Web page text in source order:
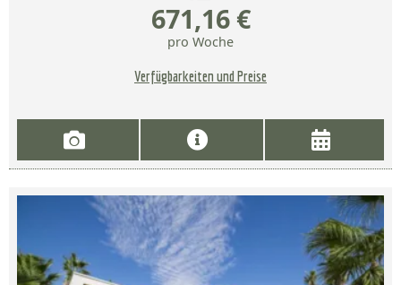
671,16 €
pro Woche
Verfügbarkeiten und Preise